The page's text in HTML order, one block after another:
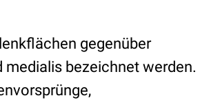
gegenüber
medialis bezeichnet werden.